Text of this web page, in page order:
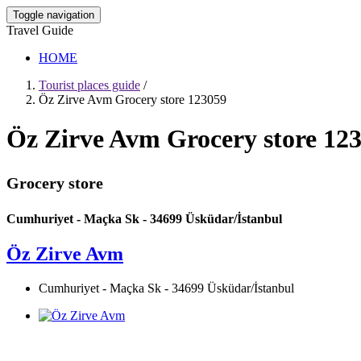
Toggle navigation
Travel Guide
HOME
Tourist places guide /
Öz Zirve Avm Grocery store 123059
Öz Zirve Avm Grocery store
Grocery store
Cumhuriyet - Maçka Sk - 34699 Üsküdar/İstanbul
Öz Zirve Avm
Cumhuriyet - Maçka Sk - 34699 Üsküdar/İstanbul